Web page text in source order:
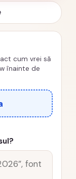
cum vrei să
înainte de